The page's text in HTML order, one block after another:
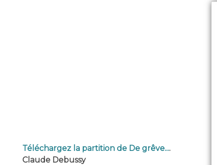
Téléchargez la partition de De grêve....
Claude Debussy